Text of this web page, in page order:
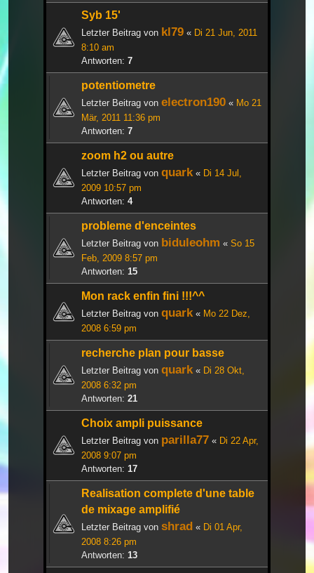
Syb 15'
Letzter Beitrag von kl79 « Di 21 Jun, 2011
8:10 am
Antworten: 7
potentiometre
Letzter Beitrag von electron190 « Mo 21
Mär, 2011 11:36 pm
Antworten: 7
zoom h2 ou autre
Letzter Beitrag von quark« Di 14 Jul,
2009 10:57 pm
Antworten: 4
probleme d'enceintes
Letzter Beitrag von biduleohm « So 15
Feb, 2009 8:57 pm
Antworten: 15
Mon rack enfin fini !!!^^
Letzter Beitrag von quark« Mo 22 Dez,
2008 6:59 pm
recherche plan pour basse
Letzter Beitrag von quark« Di 28 Okt,
2008 6:32 pm
Antworten: 21
Choix ampli puissance
Letzter Beitrag von parilla77 « Di 22 Apr,
2008 9:07 pm
Antworten: 17
Realisation complete d'une table
de mixage amplifié
Letzter Beitrag von shrad « Di 01 Apr,
2008 8:26 pm
Antworten: 13